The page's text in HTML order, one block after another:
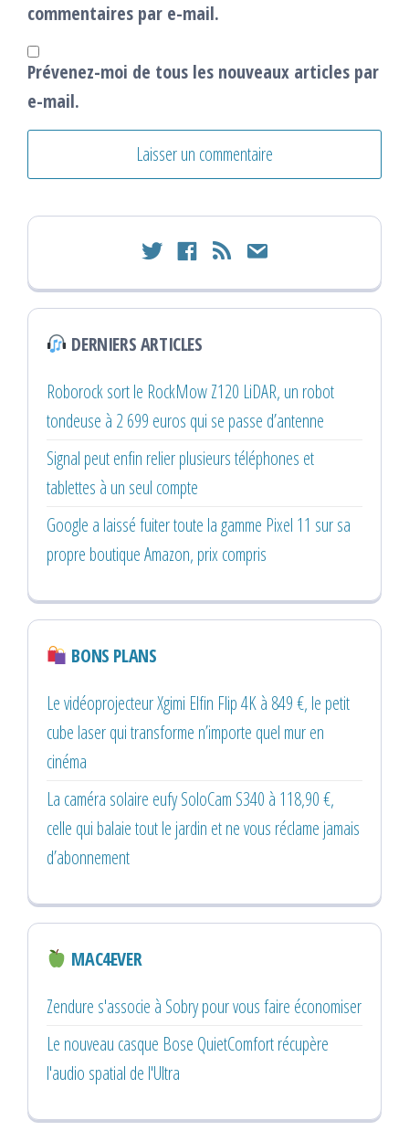
commentaires par e-mail.
Prévenez-moi de tous les nouveaux articles par
e-mail.
twitter facebook
rss email
DERNIERS ARTICLES
Roborock sort le RockMow Z120 LiDAR, un robot
tondeuse à 2 699 euros qui se passe d’antenne
Signal peut enfin relier plusieurs téléphones et
tablettes à un seul compte
Google a laissé fuiter toute la gamme Pixel 11 sur sa
propre boutique Amazon, prix compris
BONS PLANS
Le vidéoprojecteur Xgimi Elfin Flip 4K à 849 €, le petit
cube laser qui transforme n’importe quel mur en
cinéma
La caméra solaire eufy SoloCam S340 à 118,90 €,
celle qui balaie tout le jardin et ne vous réclame jamais
d’abonnement
MAC4EVER
Zendure s'associe à Sobry pour vous faire économiser
Le nouveau casque Bose QuietComfort récupère
l'audio spatial de l'Ultra